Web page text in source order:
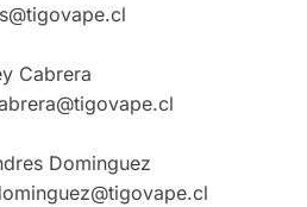
Cabrera
Dominguez